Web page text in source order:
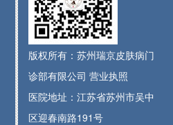
版权所有：苏州瑞京皮肤病门
诊部有限公司 营业执照
医院地址：江苏省苏州市吴中
区迎春南路191号